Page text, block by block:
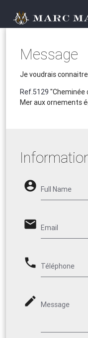
Message
Je voudrais
Ref.5129 "Cheminée
Mer aux ornements
account_circle Full Name
email Email
phone Téléphone
mode_edit Message